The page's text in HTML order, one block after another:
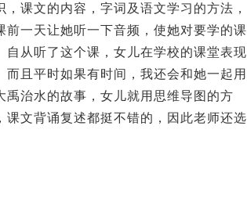
课文的内容，字词及语文学习的方法，
一天让她听一下音频，使她对要学的课
从听了这个课，女儿在学校的课堂表现
且平时如果有时间，我还会和她一起用
治水的故事，女儿就用思维导图的方
文背诵复述都挺不错的，因此老师还选